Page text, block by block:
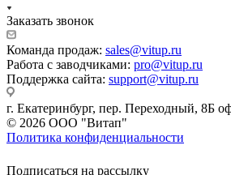
Заказать звонок
Команда продаж: sales@vitup.ru
Работа с заводчиками: pro@vitup.ru
Поддержка сайта: support@vitup.ru
г. Екатеринбург, пер. Переходный, 8Б
© 2026 ООО "Витап"
Политика конфиденциальности
Подписаться на рассылку